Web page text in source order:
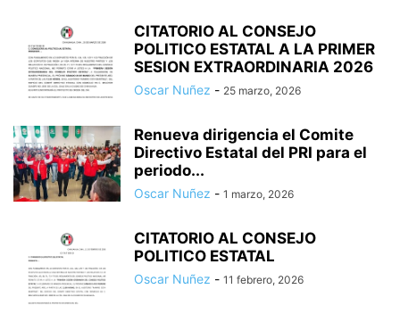
CITATORIO AL CONSEJO
POLITICO ESTATAL A LA PRIMER
SESION EXTRAORDINARIA 2026
Oscar Nuñez - 25 marzo, 2026
Renueva dirigencia el Comite
Directivo Estatal del PRI para el
periodo...
Oscar Nuñez - 1 marzo, 2026
CITATORIO AL CONSEJO
POLITICO ESTATAL
Oscar Nuñez - 11 febrero, 2026